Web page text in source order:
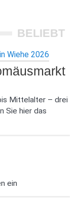
BELIEBT
Mittelalter – drei
Sie hier das
ein